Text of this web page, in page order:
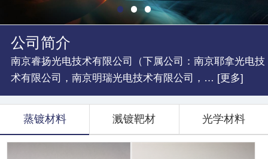
公司简介
南京睿扬光电技术有限公司（下属公司：南京耶拿光电技
术有限公司，南京明瑞光电技术有限公司，… [更多]
蒸镀材料 溅镀靶材 光学材料